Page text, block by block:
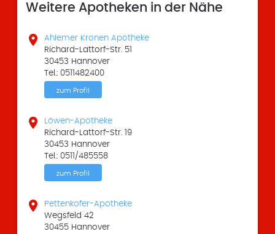
Weitere Apotheken in der Nähe

Ahlemer Kronen Apotheke
Richard-Lattorf-Str. 51
30453 Hannover
Tel.: 0511482400
zum Profil

Löwen-Apotheke
Richard-Lattorf-Str. 19
30453 Hannover
Tel.: 0511/485558
zum Profil

Pettenkofer-Apotheke
Wegsfeld 42
30455 Hannover